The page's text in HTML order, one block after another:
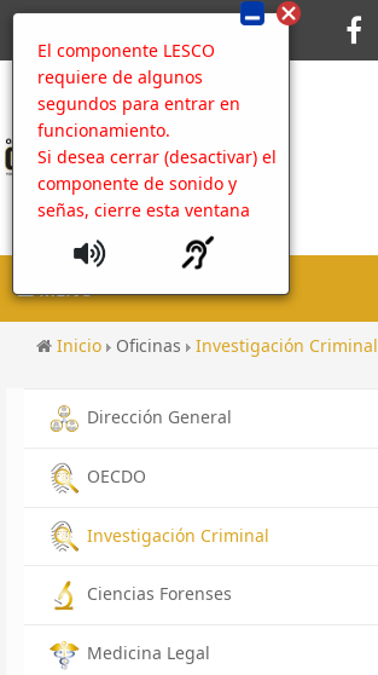
El componente LESCO
requiere de algunos
segundos para entrar en
funcionamiento.
Si desea cerrar (desactivar) el
componente de sonido y
señas, cierre esta ventana
MENU
Inicio Oficinas Investigación Criminal
Dirección General
OECDO
Investigación Criminal
Ciencias Forenses
Medicina Legal